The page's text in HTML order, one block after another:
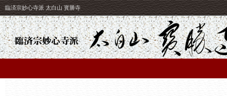
臨済宗妙心寺派 太白山 寳勝寺